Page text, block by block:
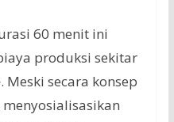
60 menit ini
produksi sekitar
. Meski secara konsep